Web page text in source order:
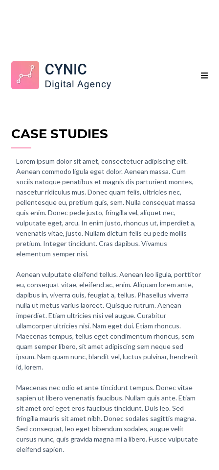
CASE STUDIES
Lorem ipsum dolor sit amet, consectetuer adipiscing elit.
Aenean commodo ligula eget dolor. Aenean massa. Cum
sociis natoque penatibus et magnis dis parturient montes,
nascetur ridiculus mus. Donec quam felis, ultricies nec,
pellentesque eu, pretium quis, sem. Nulla consequat massa
quis enim. Donec pede justo, fringilla vel, aliquet nec,
vulputate eget, arcu. In enim justo, rhoncus ut, imperdiet a,
venenatis vitae, justo. Nullam dictum felis eu pede mollis
pretium. Integer tincidunt. Cras dapibus. Vivamus
elementum semper nisi.
Aenean vulputate eleifend tellus. Aenean leo ligula, porttitor
eu, consequat vitae, eleifend ac, enim. Aliquam lorem ante,
dapibus in, viverra quis, feugiat a, tellus. Phasellus viverra
nulla ut metus varius laoreet. Quisque rutrum. Aenean
imperdiet. Etiam ultricies nisi vel augue. Curabitur
ullamcorper ultricies nisi. Nam eget dui. Etiam rhoncus.
Maecenas tempus, tellus eget condimentum rhoncus, sem
quam semper libero, sit amet adipiscing sem neque sed
ipsum. Nam quam nunc, blandit vel, luctus pulvinar, hendrerit
id, lorem.
Maecenas nec odio et ante tincidunt tempus. Donec vitae
sapien ut libero venenatis faucibus. Nullam quis ante. Etiam
sit amet orci eget eros faucibus tincidunt. Duis leo. Sed
fringilla mauris sit amet nibh. Donec sodales sagittis magna.
Sed consequat, leo eget bibendum sodales, augue velit
cursus nunc, quis gravida magna mi a libero. Fusce vulputate
eleifend sapien.